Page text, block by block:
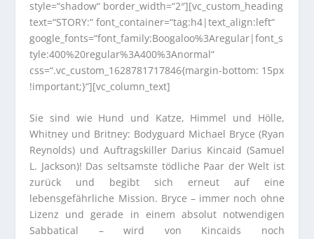
style=“shadow“ border_width=“2″][vc_custom_heading
text=“STORY:“ font_container=“tag:h4|text_align:left“
google_fonts=“font_family:Boogaloo%3Aregular|font_s
tyle:400%20regular%3A400%3Anormal“
css=“.vc_custom_1628781717846{margin-bottom: 15px
!important;}“][vc_column_text]
Sie sind wie Hund und Katze, Himmel und Hölle,
Whitney und Britney: Bodyguard Michael Bryce (Ryan
Reynolds) und Auftragskiller Darius Kincaid (Samuel
L. Jackson)! Das seltsamste tödliche Paar der Welt ist
zurück und begibt sich erneut auf eine
lebensgefährliche Mission. Bryce – immer noch ohne
Lizenz und gerade in einem absolut notwendigen
Sabbatical – wird von Kincaids noch